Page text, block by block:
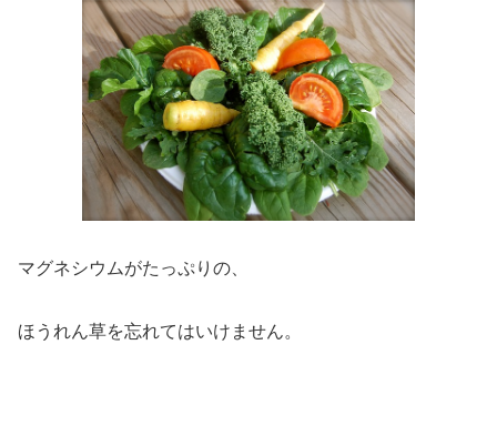
マグネシウムがたっぷりの、
ほうれん草を忘れてはいけません。